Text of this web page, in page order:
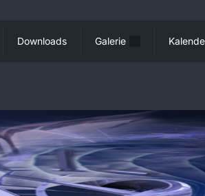
Downloads Galerie